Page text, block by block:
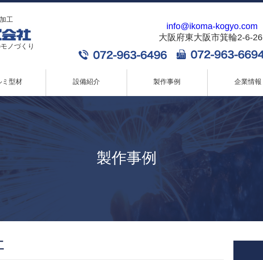
工
ノづくり
info@ikoma-kogyo.com
大阪府東大阪市箕輪2-6-26
ミ型材 設備紹介 製作事例 企業情報
製作事例